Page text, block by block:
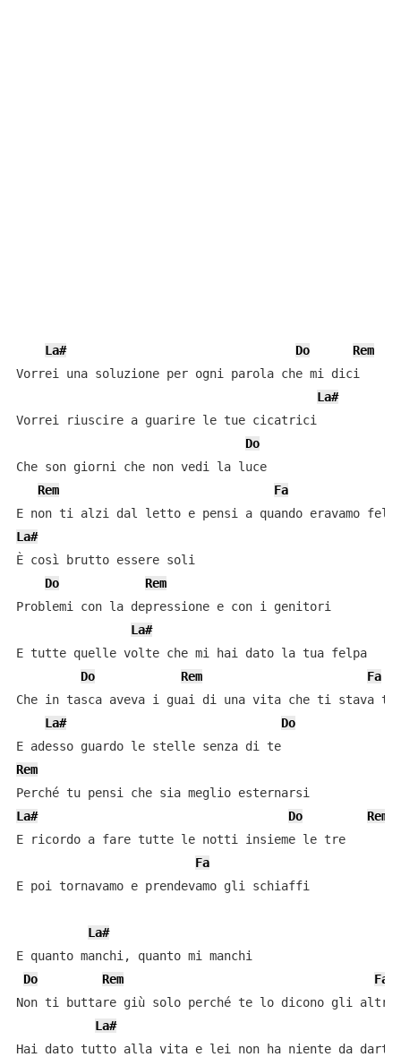
La# Do
Rem
Vorrei una soluzione per ogni parola che mi dici
La#
Vorrei riuscire a guarire le tue cicatrici
Do
Che son giorni che non vedi la luce
Rem
Fa
La#
È così brutto essere soli
Do
Rem
Problemi con la depressione e con i genitori
La#
E tutte quelle volte che mi hai dato la tua felpa
Do
Rem
Fa
Che in tasca aveva i guai di una vita che ti stava
La#
Do
E adesso guardo le stelle senza di tе
Rem
La#
Do
Rem
E ricordo a fare tutte le notti insieme le tre
Fa
E poi tornavamo e prendevamo gli schiaffi
La#
E quanto manchi, quanto mi manchi
Do
Rem
Fa
Non ti buttare giù solo perché te lo dicono gli altri
La#
Hai dato tutto alla vita e lei non ha niente da darti